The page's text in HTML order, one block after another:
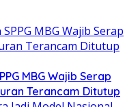
MBG Wajib Serap
Terancam Ditutup